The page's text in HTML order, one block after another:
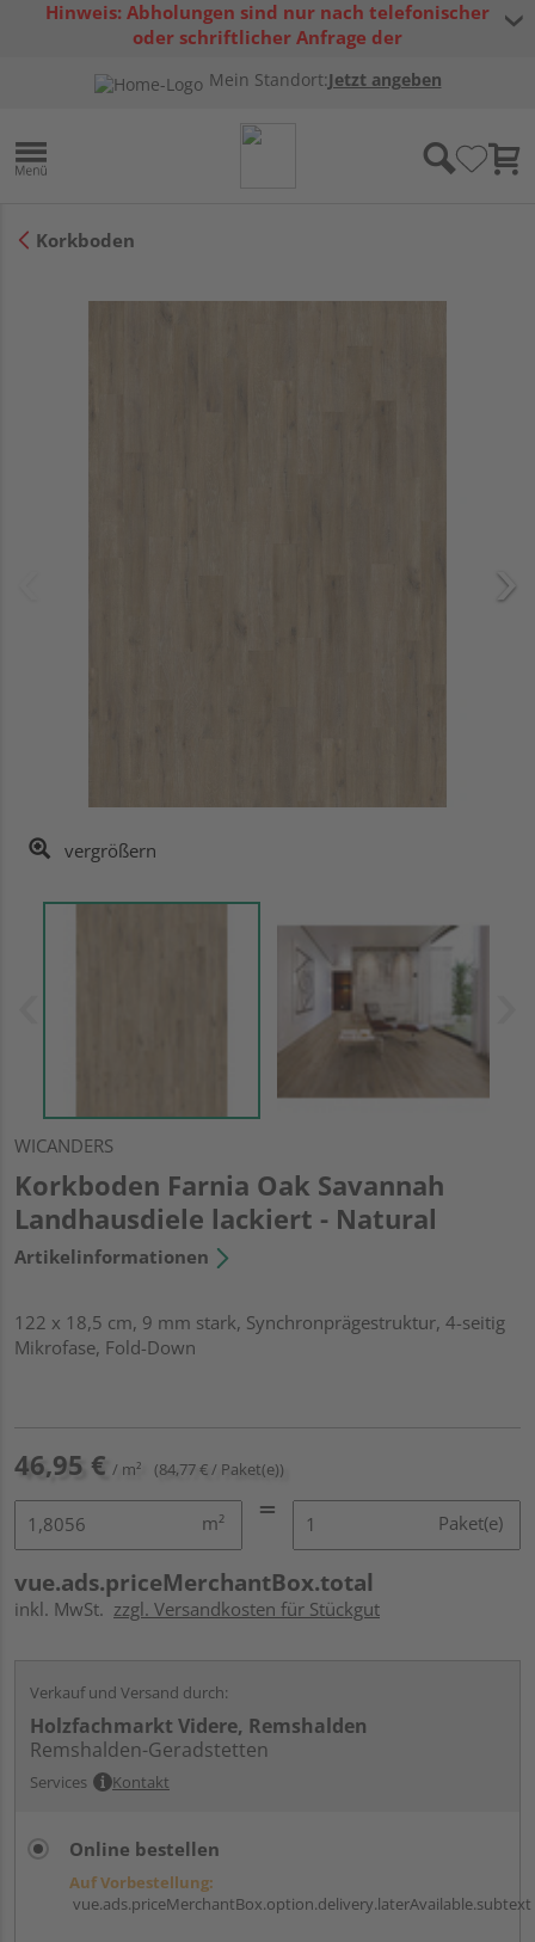
Hinweis: Abholungen sind nur nach telefonischer
oder schriftlicher Anfrage der
Mein Standort:Jetzt angeben
Korkboden
vergrößern
WICANDERS
Korkboden Farnia Oak Savannah
Landhausdiele lackiert - Natural
Artikelinformationen
122 x 18,5 cm, 9 mm stark, Synchronprägestruktur, 4-seitig
Mikrofase, Fold-Down
46,95 € / m² (84,77 € / Paket(e))
m² Paket(e)
vue.ads.priceMerchantBox.total
inkl. MwSt. zzgl. Versandkosten für Stückgut
Verkauf und Versand durch:
Holzfachmarkt Videre, Remshalden
Remshalden-Geradstetten
Services Kontakt
Online bestellen
Auf Vorbestellung:
vue.ads.priceMerchantBox.option.delivery.laterAvailable.subtext